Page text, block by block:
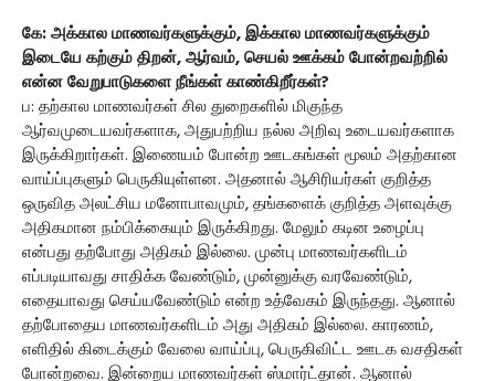
கே: அக்கால மாணவர்களுக்கும், இக்கால மாணவர்களுக்கும்
இடையே கற்கும் திறன், ஆர்வம், செயல் ஊக்கம் போன்றவற்றில்
என்ன வேறுபாடுகளை நீங்கள் காண்கிறீர்கள்?
ப: தற்கால மாணவர்கள் சில துறைகளில் மிகுந்த
ஆர்வமுடையவர்களாக, அதுபற்றிய நல்ல அறிவு உடையவர்களாக
இருக்கிறார்கள். இணையம் போன்ற ஊடகங்கள் மூலம் அதற்கான
வாய்ப்புகளும் பெருகியுள்ளன. அதனால் ஆசிரியர்கள் குறித்த
ஒருவித அலட்சிய மனோபாவமும், தங்களைக் குறித்த அளவுக்கு
அதிகமான நம்பிக்கையும் இருக்கிறது. மேலும் கடின உழைப்பு
என்பது தற்போது அதிகம் இல்லை. முன்பு மாணவர்களிடம்
எப்படியாவது சாதிக்க வேண்டும், முன்னுக்கு வரவேண்டும்,
எதையாவது செய்யவேண்டும் என்ற உத்வேகம் இருந்தது. ஆனால்
தற்போதைய மாணவர்களிடம் அது அதிகம் இல்லை. காரணம்,
எளிதில் கிடைக்கும் வேலை வாய்ப்பு, பெருகிவிட்ட ஊடக வசதிகள்
போன்றவை. இன்றைய மாணவர்கள் ஸ்மார்ட்தான். ஆனால்